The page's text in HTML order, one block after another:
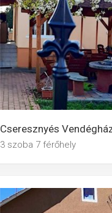
3 szoba 7 férőhely